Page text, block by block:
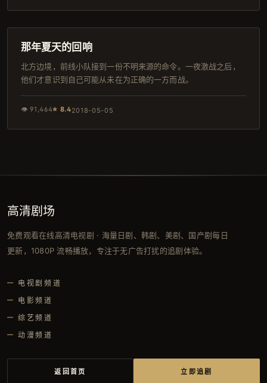
杜比
那年夏天的回响
北方边境，前线小队接到一份不明来源的命令。一夜激战之后，
他们才意识到自己可能从未在为正确的一方而战。
👁91,464⭐ 8.42018-05-05
高清剧场
免费观看在线高清电视剧 · 海量日剧、韩剧、美剧、国产剧每日
更新，1080P 流畅播放，专注于无广告打扰的追剧体验。
电视剧频道
电影频道
综艺频道
动漫频道
返回首页 立即追剧